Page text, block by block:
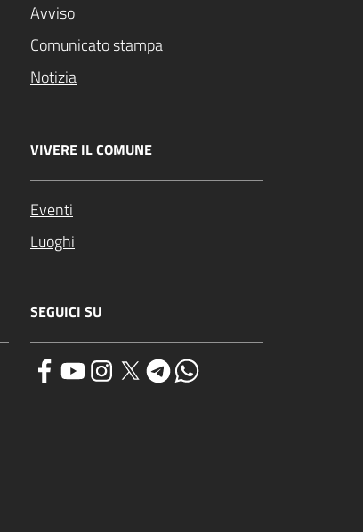
Avviso
Comunicato stampa
Notizia
VIVERE IL COMUNE
Eventi
Luoghi
SEGUICI SU